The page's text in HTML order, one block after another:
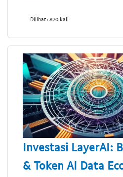
Dilihat: 870 kali
Investasi LayerAI:
& Token AI Data